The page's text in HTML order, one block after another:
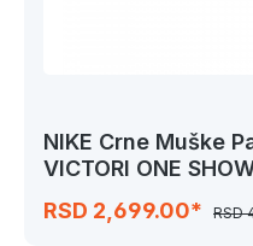
NIKE Crne Muške
VICTORI ONE
RSD 2,699.00*
RSD